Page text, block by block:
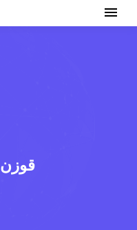
Cousin - قوزن